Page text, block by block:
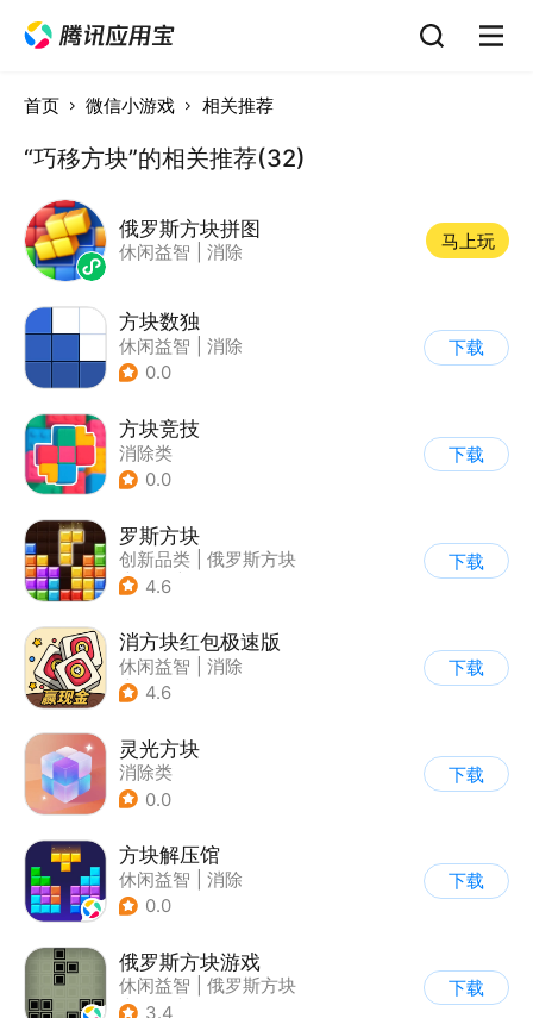
首页 微信小游戏 相关推荐
“巧移方块”的相关推荐(32)
俄罗斯方块拼图
休闲益智 消除
马上玩
方块数独
休闲益智
消除
0.0
下载
方块竞技
消除类
0.0
下载
罗斯方块
创新品类
俄罗斯方块
| 脑洞
4.6
下载
消方块红包极速版
休闲益智
消除
| 积分网赚
4.6
下载
灵光方块
消除类
0.0
下载
方块解压馆
休闲益智
消除
0.0
下载
俄罗斯方块游戏
休闲益智
俄罗斯方块
| 童年
3.4
下载